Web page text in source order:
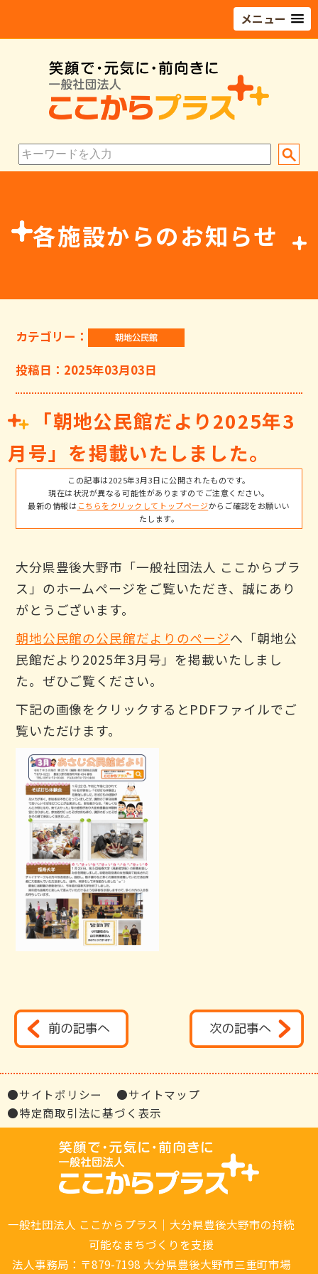
メニュー
各施設からのお知らせ
カテゴリー：
投稿日：2025年03月03日
「朝地公民館だより2025年3
月号」を掲載いたしました。
この記事は2025年3月3日に公開されたものです。
現在は状況が異なる可能性がありますのでご注意ください。
最新の情報は こちらをクリックしてトップページからご確認をお願いい
たします。
大分県豊後大野市「一般社団法人 ここからプラ
ス」のホームページをご覧いただき、誠にあり
がとうございます。
朝地公民館の公民館だよりのページへ「朝地公
民館だより2025年3月号」を掲載いたしまし
た。ぜひご覧ください。
下記の画像をクリックするとPDFファイルでご
覧いただけます。
●サイトポリシー
●サイトマップ
●特定商取引法に基づく表示
一般社団法人 ここからプラス｜大分県豊後大野市の持続
可能なまちづくりを支援
法人事務局：〒879-7198 大分県豊後大野市三重町市場